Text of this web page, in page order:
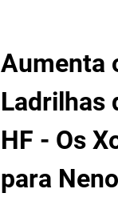
Aumenta
Ladrilhas
HF - Os
para